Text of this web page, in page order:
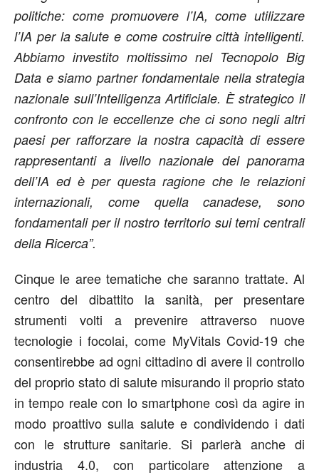
politiche: come promuovere l’IA, come utilizzare
l’IA per la salute e come costruire città intelligenti.
Abbiamo investito moltissimo nel Tecnopolo Big
Data e siamo partner fondamentale nella strategia
nazionale sull’Intelligenza Artificiale. È strategico il
confronto con le eccellenze che ci sono negli altri
paesi per rafforzare la nostra capacità di essere
rappresentanti a livello nazionale del panorama
dell’IA ed è per questa ragione che le relazioni
internazionali, come quella canadese, sono
fondamentali per il nostro territorio sui temi centrali
della Ricerca”.
Cinque le aree tematiche che saranno trattate. Al
centro del dibattito la sanità, per presentare
strumenti volti a prevenire attraverso nuove
tecnologie i focolai, come MyVitals Covid-19 che
consentirebbe ad ogni cittadino di avere il controllo
del proprio stato di salute misurando il proprio stato
in tempo reale con lo smartphone così da agire in
modo proattivo sulla salute e condividendo i dati
con le strutture sanitarie. Si parlerà anche di
industria 4.0, con particolare attenzione a